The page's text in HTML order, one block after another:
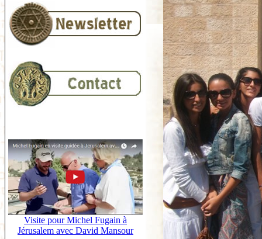
Visite pour Michel Fugain à
Jérusalem avec David Mansour